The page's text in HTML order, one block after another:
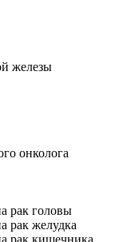
железы
онколога
рак головы
рак желудка